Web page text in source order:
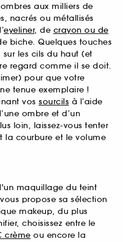
aux milliers de
nacrés ou métallisés
eyeliner, de crayon ou de
biche. Quelques touches
les cils du haut (et
regard comme il se doit.
pour que votre
tenue exemplaire !
vos sourcils à l’aide
ombre et d’un
loin, laissez-vous tenter
la courbure et le volume
maquillage du teint
propose sa sélection
makeup, du plus
choisissez entre le
crème ou encore la